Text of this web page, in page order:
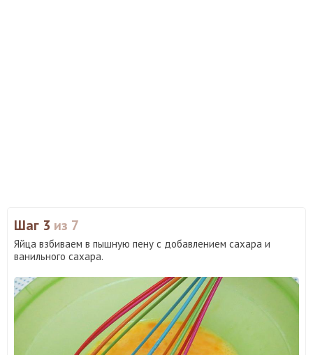
Шаг 3 из 7
Яйца взбиваем в пышную пену с добавлением сахара и
ванильного сахара.